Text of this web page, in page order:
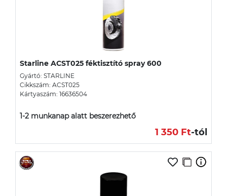
Starline ACST025 féktisztító spray 600
Gyártó: STARLINE
Cikkszám: ACST025
Kártyaszám: 16636504
1-2 munkanap alatt beszerezhető
1 350 Ft-tól